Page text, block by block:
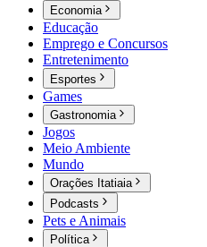
Economia
Educação
Emprego e Concursos
Entretenimento
Esportes
Games
Gastronomia
Jogos
Meio Ambiente
Mundo
Orações Itatiaia
Podcasts
Pets e Animais
Política